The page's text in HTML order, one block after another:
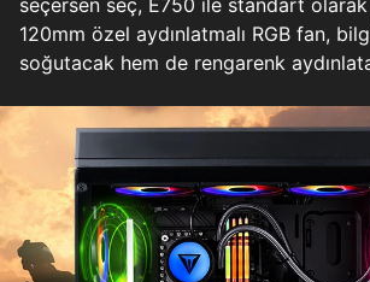
seçersen seç, E750 ile standart
120mm özel aydınlatmalı RGB fan,
soğutacak hem de rengarenk